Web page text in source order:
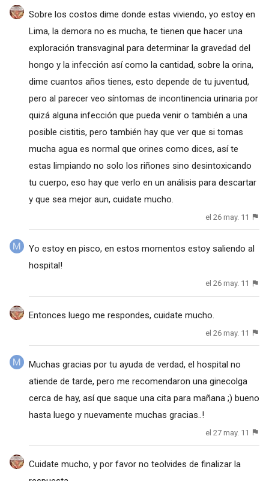
Sobre los costos dime donde estas viviendo, yo estoy en
Lima, la demora no es mucha, te tienen que hacer una
exploración transvaginal para determinar la gravedad del
hongo y la infección así como la cantidad, sobre la orina,
dime cuantos años tienes, esto depende de tu juventud,
pero al parecer veo síntomas de incontinencia urinaria por
quizá alguna infección que pueda venir o también a una
posible cistitis, pero también hay que ver que si tomas
mucha agua es normal que orines como dices, así te
estas limpiando no solo los riñones sino desintoxicando
tu cuerpo, eso hay que verlo en un análisis para descartar
y que sea mejor aun, cuidate mucho.
el 26 may. 11
Yo estoy en pisco, en estos momentos estoy saliendo al
hospital!
el 26 may. 11
Entonces luego me respondes, cuidate mucho.
el 26 may. 11
Muchas gracias por tu ayuda de verdad, el hospital no
atiende de tarde, pero me recomendaron una ginecolga
cerca de hay, así que saque una cita para mañana ;) bueno
hasta luego y nuevamente muchas gracias..!
el 27 may. 11
Cuidate mucho, y por favor no teolvides de finalizar la